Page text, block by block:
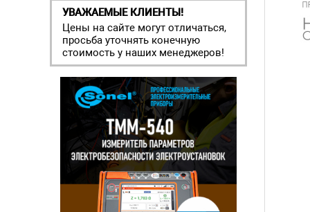
УВАЖАЕМЫЕ КЛИЕНТЫ!
Цены на сайте могут отличаться,
просьба уточнять конечную
стоимость у наших менеджеров!